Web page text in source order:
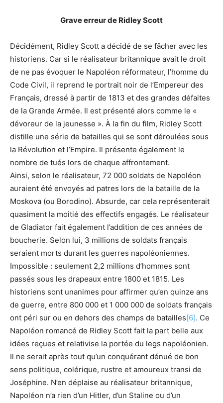
Grave erreur de Ridley Scott
Décidément, Ridley Scott a décidé de se fâcher avec les
historiens. Car si le réalisateur britannique avait le droit
de ne pas évoquer le Napoléon réformateur, l’homme du
Code Civil, il reprend le portrait noir de l’Empereur des
Français, dressé à partir de 1813 et des grandes défaites
de la Grande Armée. Il est présenté alors comme le «
dévoreur de la jeunesse ». À la fin du film, Ridley Scott
distille une série de batailles qui se sont déroulées sous
la Révolution et l’Empire. Il présente également le
nombre de tués lors de chaque affrontement.
Ainsi, selon le réalisateur, 72 000 soldats de Napoléon
auraient été envoyés ad patres lors de la bataille de la
Moskova (ou Borodino). Absurde, car cela représenterait
quasiment la moitié des effectifs engagés. Le réalisateur
de Gladiator fait également l’addition de ces années de
boucherie. Selon lui, 3 millions de soldats français
seraient morts durant les guerres napoléoniennes.
Impossible : seulement 2,2 millions d’hommes sont
passés sous les drapeaux entre 1800 et 1815. Les
historiens sont unanimes pour affirmer qu’en quinze ans
de guerre, entre 800 000 et 1 000 000 de soldats français
ont péri sur ou en dehors des champs de batailles[6]. Ce
Napoléon romancé de Ridley Scott fait la part belle aux
idées reçues et relativise la portée du legs napoléonien.
Il ne serait après tout qu’un conquérant dénué de bon
sens politique, colérique, rustre et amoureux transi de
Joséphine. N’en déplaise au réalisateur britannique,
Napoléon n’a rien d’un Hitler, d’un Staline ou d’un